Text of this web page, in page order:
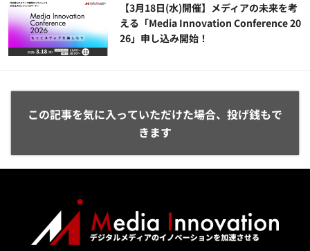
【3月18日(水)開催】メディアの未来を考
える「Media Innovation Conference 20
26」申し込み開始！
この記事を気に入っていただけた場合、投げ銭もで
きます